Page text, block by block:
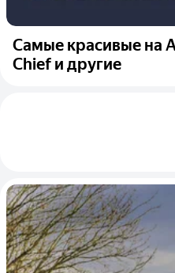
Самые красивые на
Chief и другие